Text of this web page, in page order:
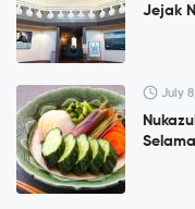
Jejak
July